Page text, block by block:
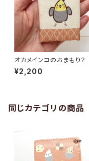
オカメインコのおまもり？
¥2,200
同じカテゴリの商品